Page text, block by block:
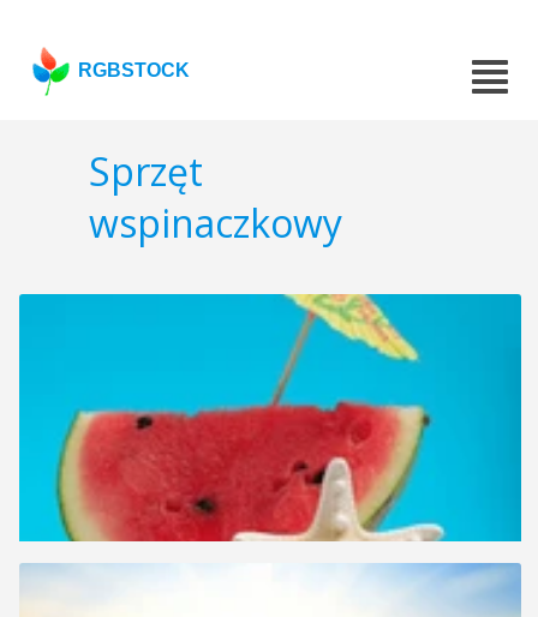
RGBSTOCK
Sprzęt
wspinaczkowy